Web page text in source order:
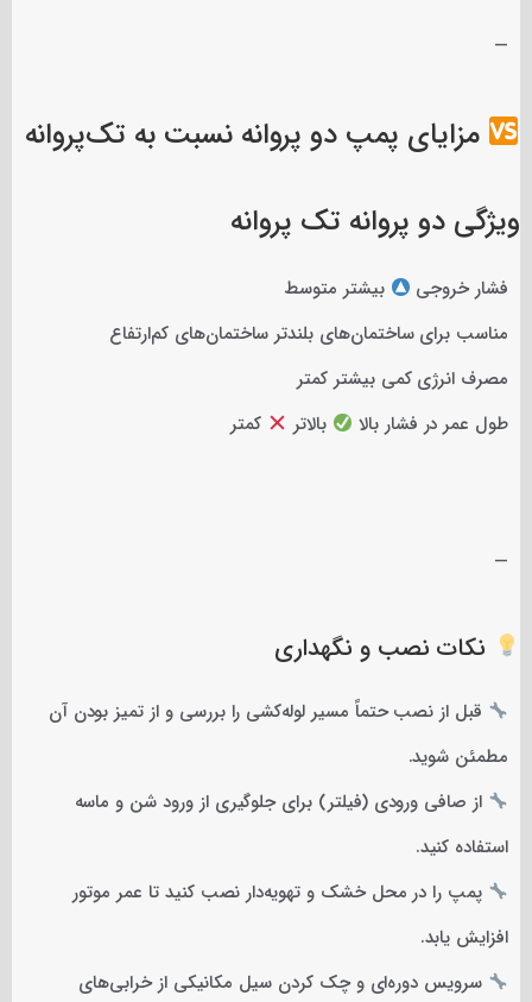
—
مزایای پمپ دو پروانه نسبت به تک‌پروانه
ویژگی دو پروانه تک پروانه
فشار خروجی
بیشتر متوسط
مناسب برای ساختمان‌های بلندتر ساختمان‌های کم‌ارتفاع
مصرف انرژی کمی بیشتر کمتر
طول عمر در فشار بالا
بالاتر کمتر
—
نکات نصب و نگهداری
قبل از نصب حتماً مسیر لوله‌کشی را بررسی و از تمیز بودن آن
مطمئن شوید.
از صافی ورودی (فیلتر) برای جلوگیری از ورود شن و ماسه
استفاده کنید.
پمپ را در محل خشک و تهویه‌دار نصب کنید تا عمر موتور
افزایش یابد.
سرویس دوره‌ای و چک کردن سیل مکانیکی از خرابی‌های